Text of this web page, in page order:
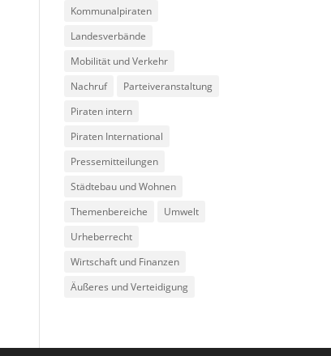
Kommunalpiraten
Landesverbände
Mobilität und Verkehr
Nachruf
Parteiveranstaltung
Piraten intern
Piraten International
Pressemitteilungen
Städtebau und Wohnen
Themenbereiche
Umwelt
Urheberrecht
Wirtschaft und Finanzen
Äußeres und Verteidigung